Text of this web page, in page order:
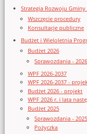
Strategia Rozwoju Gminy
Wszczęcie procedury
Konsultacje publiczne
Budżet i Wieloletnia
Budżet 2026
Sprawozdania - 2026
WPF 2026-2037
WPF 2026-2037 -
Budżet 2026 - projekt
WPF 2026 r. i lata
Budżet 2025
Sprawozdania - 2025
Pożyczka